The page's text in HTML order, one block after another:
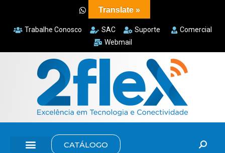
Trabalhe Conosco SAC Suporte
Comercial
Webmail
CATÁLOGO
Translate »